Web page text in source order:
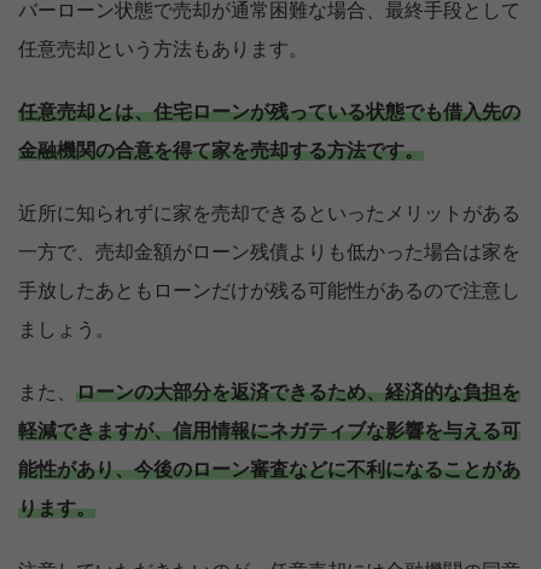
バーローン状態で売却が通常困難な場合、最終手段として
任意売却という方法もあります。
任意売却とは、住宅ローンが残っている状態でも借入先の
金融機関の合意を得て家を売却する方法です。
近所に知られずに家を売却できるといったメリットがある
一方で、売却金額がローン残債よりも低かった場合は家を
手放したあともローンだけが残る可能性があるので注意し
ましょう。
また、 ローンの大部分を返済できるため、経済的な負担を
軽減できますが、信用情報にネガティブな影響を与える可
能性があり、今後のローン審査などに不利になることがあ
ります。